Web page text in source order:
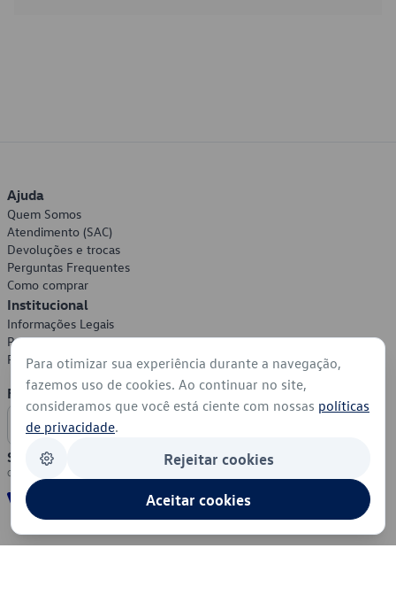
Ajuda
Quem Somos
Atendimento (SAC)
Devoluções e trocas
Perguntas Frequentes
Como comprar
Institucional
Informações Legais
Política de Privacidade
Política de Cookies
Formas de Pagamento
Segurança
Para otimizar sua experiência durante a navegação,
fazemos uso de cookies. Ao continuar no site,
consideramos que você está ciente com nossas políticas
de privacidade.
Rejeitar cookies
Aceitar cookies